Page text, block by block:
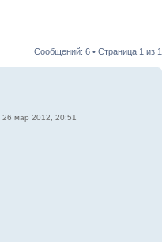
Сообщений: 6 • Страница 1 из 1
26 мар 2012, 20:51